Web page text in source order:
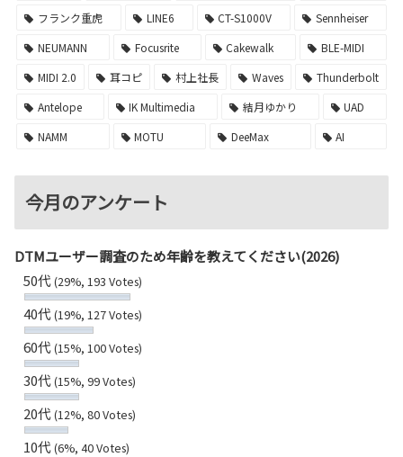
フランク重虎
LINE6 CT-S1000V
Sennheiser
NEUMANN
Focusrite Cakewalk
BLE-MIDI
MIDI 2.0
耳コピ 村上社長 Waves
Thunderbolt
Antelope
IK Multimedia 結月ゆかり
UAD
NAMM
MOTU DeeMax AI
今月のアンケート
DTMユーザー調査のため年齢を教えてください(2026)
50代(29%, 193 Votes)
40代(19%, 127 Votes)
60代(15%, 100 Votes)
30代(15%, 99 Votes)
20代(12%, 80 Votes)
10代(6%, 40 Votes)